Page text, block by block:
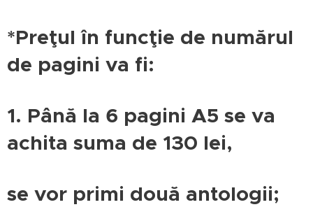
*Preţul în funcţie de numărul
de pagini va fi:
1. Până la 6 pagini A5 se va
achita suma de 130 lei,
se vor primi două antologii;